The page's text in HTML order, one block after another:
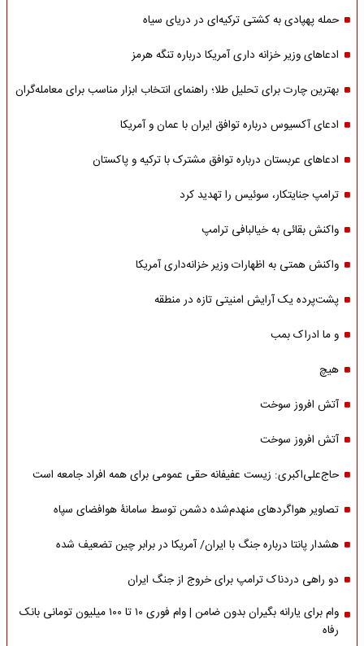
حمله پهپادی به کشتی ترکیه‌ای در دریای سیاه
ادعاهای وزیر خزانه داری آمریکا درباره تنگه هرمز
بهترین چارت برای تحلیل طلا؛ راهنمای انتخاب ابزار مناسب برای معامله‌گران
ادعای آکسیوس درباره توافق ایران با عمان و آمریکا
ادعاهای عربستان درباره توافق مشترک با ترکیه و پاکستان
ترامپ جنایتکار، سوئیس را تهدید کرد
واکنش بقائی به خیالبافی ترامپ
واکنش همتی به اظهارات وزیر خزانه‌داری آمریکا
پشت‌پرده یک آرایش امنیتی تازه در منطقه
و ما ادراک بمب
هیچ
آتش افروز سوخت
آتش افروز سوخت
حاج‌علی‌اکبری: زیست عفیفانه حقی عمومی برای همه افراد جامعه است
تصاویر هواگردهای منهدم‌شده دشمن توسط سامانۀ هوافضای سپاه
هشدار پانتا درباره جنگ با ایران/ آمریکا در برابر چین تضعیف شده
دو راهی دردناک ترامپ برای خروج از جنگ ایران
وام برای یارانه بگیران بدون ضامن | وام فوری ۱۰ تا ۱۰۰ میلیون تومانی بانک
رفاه